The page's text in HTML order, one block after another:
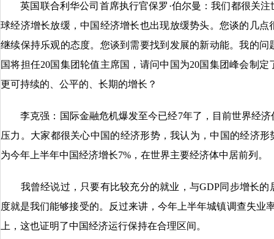
英国联合利华公司首席执行官保罗·伯尔曼：我们都很关注
球经济增长放缓，中国经济增长也出现放缓势头。您谈的几
继续保持乐观的态度。您谈到需要找到发展的新动能。我的
国将担任20国集团轮值主席国，请问中国为20国集团峰会制
更可持续的、公平的、长期的增长？
李克强：国际金融危机爆发至今已经7年了，目前世界经济
压力。大家都很关心中国的经济形势，我认为，中国的经济
为今年上半年中国经济增长7%，在世界主要经济体中居前列。
我曾经说过，只要有比较充分的就业，与GDP同步增长的
度就是我们能够接受的。反过来讲，今年上半年城镇调查失业
上，这也证明了中国经济运行保持在合理区间。